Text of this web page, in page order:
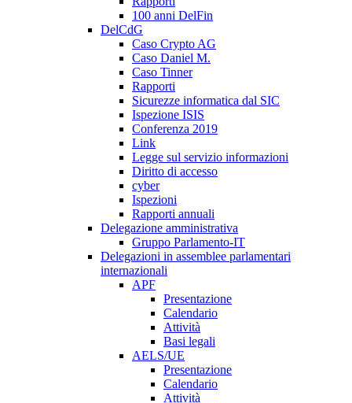
100 anni DelFin
DelCdG
Caso Crypto AG
Caso Daniel M.
Caso Tinner
Rapporti
Sicurezze informatica dal SIC
Ispezione ISIS
Conferenza 2019
Link
Legge sul servizio informazioni
Diritto di accesso
cyber
Ispezioni
Rapporti annuali
Delegazione amministrativa
Gruppo Parlamento-IT
Delegazioni in assemblee parlamentari
internazionali
APF
Presentazione
Calendario
Attività
Basi legali
AELS/UE
Presentazione
Calendario
Attività